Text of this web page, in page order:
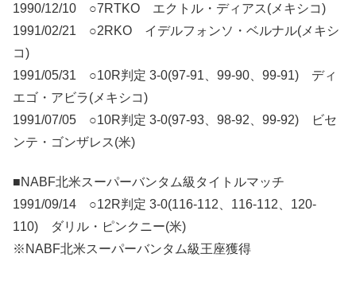
1990/12/10 ○7RTKO エクトル・ディアス(メキシコ)
1991/02/21 ○2RKO イデルフォンソ・ベルナル(メキシ
コ)
1991/05/31 ○10R判定 3-0(97-91、99-90、99-91) ディ
エゴ・アビラ(メキシコ)
1991/07/05 ○10R判定 3-0(97-93、98-92、99-92) ビセ
ンテ・ゴンザレス(米)
■NABF北米スーパーバンタム級タイトルマッチ
1991/09/14 ○12R判定 3-0(116-112、116-112、120-
110) ダリル・ピンクニー(米)
※NABF北米スーパーバンタム級王座獲得